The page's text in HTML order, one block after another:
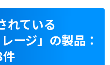
れている
ージ」の製品：